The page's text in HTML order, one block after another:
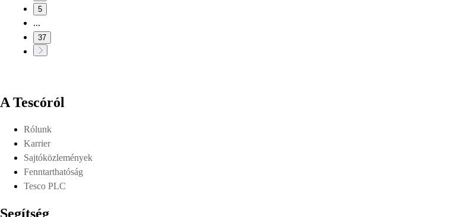
5
...
37
A Tescóról
Rólunk
Karrier
Sajtóközlemények
Fenntarthatóság
Tesco PLC
Segítség